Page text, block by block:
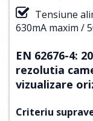
Tensiune
630mA maxim /
EN 62676-4:
rezolutia
vizualizare
Criteriu